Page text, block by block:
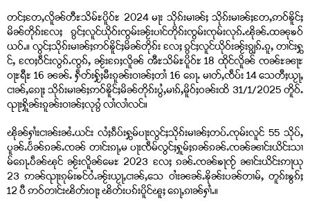
တင်ႈတႄႇလိူၼ်တီႊသိမ်ႊပိူဝ်ႊ 2024 မႃး သိုၵ်းမၢၼ်ႈ သိုၵ်းမၢၼ်ႈတႄႇဢဝ်ၶိူင်ႈ
မိၼ်တိုၵ်းလႄႈ ၵွင်ႈလူင်ယိုဝ်းၸွမ်းၼႂ်းပၢင်တိုၵ်းၸွမ်းၸုမ်းလုၵ်ႉၽိုၼ်ႉထၼုၶဝ်
ယဝ်ႉ။ လွင်ႈသိုၵ်းမၢၼ်ႈဢဝ်ၶိူင်ႈမိၼ်တိုၵ်း လႄႈ ၵွင်ႈလူင်ယိုဝ်းၼႂ်းၵျွၵ်ႉၵူႇ တၢင်းႁွ
င်ႇ ၸႄႈဝဵင်းလွၵ်ႉၸွၵ်ႇ ၼႂ်းၵႄႈလိူၼ် ၻီႊသိမ်ႊပိူဝ်ႊ 18 ထိုင်လိူၼ် ၸၼ်ႊၼႃႊ
ဝႃႊရီႊ 16 ၼၼ်ႉ ႁဵတ်းႁႂ်ႈမီးၵူၼ်းဝၢၼ်ႈတၢႆ 16 ၵေႃႉ မၢတ်ႇၸဵပ်း 14 သေတီႈယႂႃႇ
ငၢၼ်ႇၵေႃႈ သိုၵ်းမၢၼ်ႈဢဝ်ၶိူင်ႈမိၼ်တိုၵ်းပွႆႇမၢၵ်ႇမိူဝ်ႈဝၼ်းထိ 31/1/2025 တိူဝ်ႉ
ၺႃးႁိူၼ်းၵူၼ်းဝၢၼ်ႈလုၵွႆ လၢႆလၢႆလင်။
ၽိုၼ်ႁၢႆးငၢၼ်းၼႆႉယင်း လႆႈၵဵပ်းႁွမ်ပႃးလွင်ႈသိုၵ်းမၢၼ်ႈတပ်ႉၸုမ်းလူင် 55 သိုပ်ႇ
ပူၼ်ႉပႅၼ်ၵၼ်ႉၸၼ် တၢင်းၵႃႇမ ပႃးၸဵမ်လွင်ႈႁူမ်ႈၵၼ်ၵၼ်ႉၸၼ်ၼၢင်းယိင်းသၢ
မ်ၵေႃႉပဵၼ်ၽုင် ၼႂ်းလိူၼ်မေႊ 2023 လႄႈ ၵၼ်ႉၸၼ်ၶႃၸႂ် ၼၢင်းယိင်းဢႃယု
23 ဢၼ်ၺႃးၵုမ်းၶင်ဝႆႉၼႂ်းယႂႃႇငၢၼ်ႇသေ ဝၢႆးၼၼ်ႉၶိုၼ်းပၼ်တၢမ်ႇ တူၵ်းၶွၵ်ႈ
12 ပီ ဢဝ်တၢင်းၽိတ်းဝႃႈ ၽိတ်းပၵ်းပိူင်ၽူႈ ၵေႃႇၵၢၼ်ႁၢႆႉ။